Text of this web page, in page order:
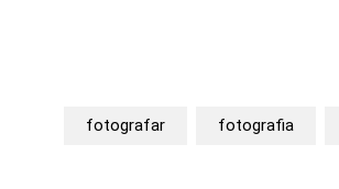
fotografar
fotografia